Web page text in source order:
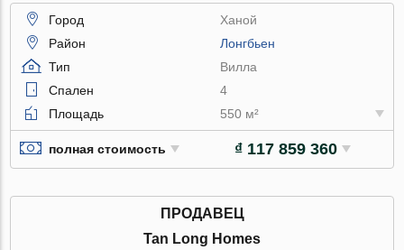
Город
Ханой
Район
Лонгбьен
Тип
Вилла
Спален
4
Площадь
550 м²
полная стоимость ₫ 117 859 360
ПРОДАВЕЦ
Tan Long Homes